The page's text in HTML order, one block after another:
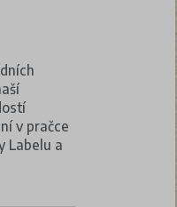
v pračce
Labelu a